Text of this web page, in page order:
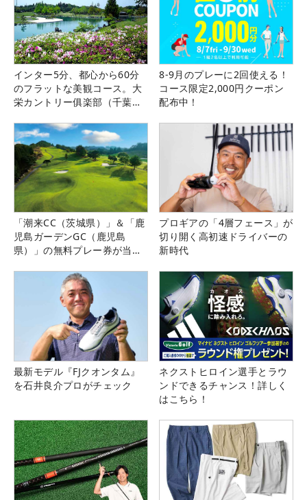
インター5分、都心から60分
のフラットな美観コース。大
栄カントリー俱楽部（千葉
8-9月のプレーに2回使える！
コース限定2,000円クーポン
配布中！
「潮来CC（茨城県）」＆「鹿
児島ガーデンGC（鹿児島
県）」の無料プレー券が当た
プロギアの「4層フェース」が
切り開く高初速ドライバーの
新時代
最新モデル『FJクオンタム』
を石井良介プロがチェック
ネクストヒロイン選手とラウ
ンドできるチャンス！詳しく
はこちら！